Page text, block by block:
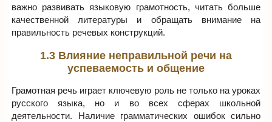
важно развивать языковую грамотность, читать больше
качественной литературы и обращать внимание на
правильность речевых конструкций.
1.3 Влияние неправильной речи на
успеваемость и общение
Грамотная речь играет ключевую роль не только на уроках
русского языка, но и во всех сферах школьной
деятельности. Наличие грамматических ошибок сильно